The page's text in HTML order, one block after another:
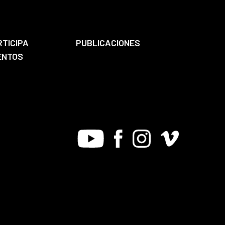
PUBLICACIONES
Youtube FacebookInstagram
Vimeo